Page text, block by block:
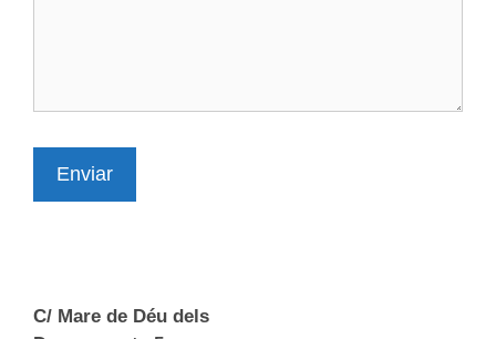
Enviar
C/ Mare de Déu dels